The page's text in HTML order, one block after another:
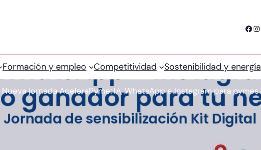
Facebook Instagram
Formación y empleo Competitividad Sostenibilidad y energía
Nueva jornada AceleraPyme: IA, WhatsApp e Instagram para pymes